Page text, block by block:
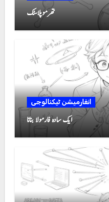
تھرموپلاسٹک
انفارمیشن ٹیکنالوجی
ایک سادہ فارمولا بنانا